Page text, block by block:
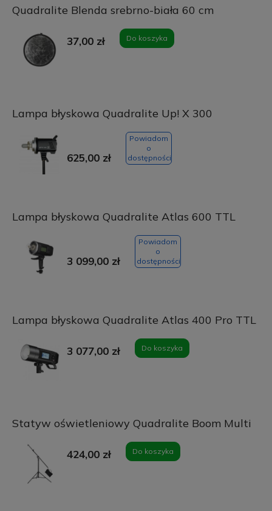
Quadralite Blenda srebrno-biała 60 cm
37,00 zł Do koszyka
Lampa błyskowa Quadralite Up! X 300
625,00 zł
Powiadom
o
dostępności
Lampa błyskowa Quadralite Atlas 600 TTL
3 099,00 zł
Powiadom
o
dostępności
Lampa błyskowa Quadralite Atlas 400 Pro TTL
3 077,00 zł Do koszyka
Statyw oświetleniowy Quadralite Boom Multi
424,00 zł Do koszyka